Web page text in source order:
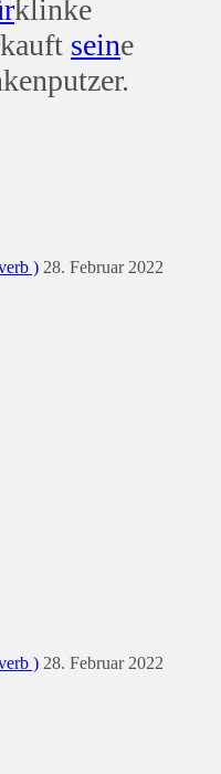
klinke
seine
) 28. Februar 2022
) 28. Februar 2022